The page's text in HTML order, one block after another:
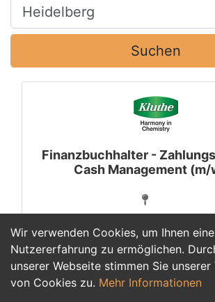
Wir verwenden Cookies, um Ihnen
Nutzererfahrung zu ermöglichen.
unserer Webseite stimmen Sie unserer
von Cookies zu. Mehr Informationen
Ort, Stadt
Suchen
Finanzbuchhalter -
Cash Management
1